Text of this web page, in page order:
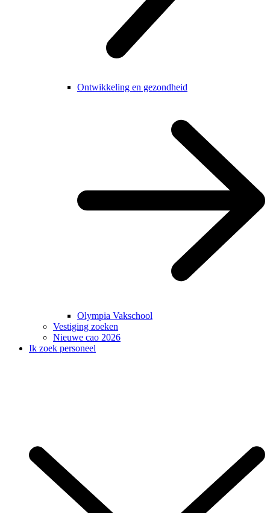
Ontwikkeling en gezondheid
Olympia Vakschool
Vestiging zoeken
Nieuwe cao 2026
Ik zoek personeel